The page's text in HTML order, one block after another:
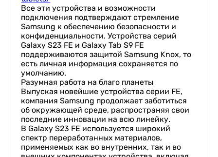
Все эти устройства и возможности
подключения подтверждают стремление
Samsung к обеспечению безопасности и
конфиденциальности. Устройства серий
Galaxy S23 FE и Galaxy Tab S9 FE
поддерживаются защитой Samsung Knox, то
есть личная информация сохраняется по
умолчанию.
Разумная работа на благо планеты
Выпуская новейшие устройства серии FE,
компания Samsung продолжает заботиться
об окружающей среде, распространяя свои
последние инновации на всю линейку.
В Galaxy S23 FE используется широкий
спектр переработанных материалов,
применяемых как во внутренних, так и во